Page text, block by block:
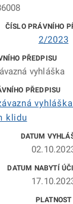
2/2023
vyhláška
klidu